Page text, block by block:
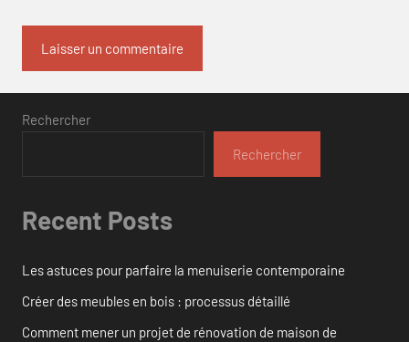
Rechercher
Rechercher
Recent Posts
Les astuces pour parfaire la menuiserie contemporaine
Créer des meubles en bois : processus détaillé
Comment mener un projet de rénovation de maison de